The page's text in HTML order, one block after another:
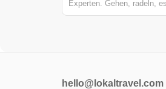
Experten. Gehen, radeln,
hello@lokaltravel.com